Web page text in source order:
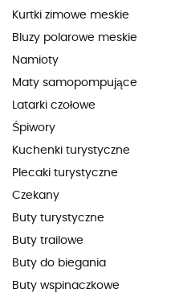
Kurtki zimowe meskie
Bluzy polarowe meskie
Namioty
Maty samopompujące
Latarki czołowe
Śpiwory
Kuchenki turystyczne
Plecaki turystyczne
Czekany
Buty turystyczne
Buty trailowe
Buty do biegania
Buty wspinaczkowe